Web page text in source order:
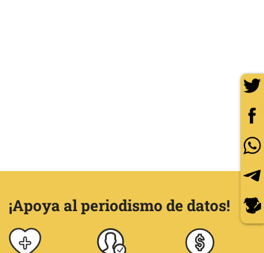
¡Apoya al periodismo de datos!